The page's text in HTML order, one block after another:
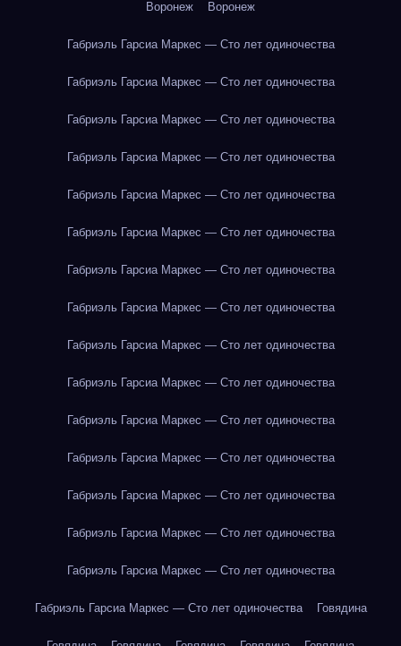
Воронеж Воронеж
Габриэль Гарсиа Маркес — Сто лет одиночества
Габриэль Гарсиа Маркес — Сто лет одиночества
Габриэль Гарсиа Маркес — Сто лет одиночества
Габриэль Гарсиа Маркес — Сто лет одиночества
Габриэль Гарсиа Маркес — Сто лет одиночества
Габриэль Гарсиа Маркес — Сто лет одиночества
Габриэль Гарсиа Маркес — Сто лет одиночества
Габриэль Гарсиа Маркес — Сто лет одиночества
Габриэль Гарсиа Маркес — Сто лет одиночества
Габриэль Гарсиа Маркес — Сто лет одиночества
Габриэль Гарсиа Маркес — Сто лет одиночества
Габриэль Гарсиа Маркес — Сто лет одиночества
Габриэль Гарсиа Маркес — Сто лет одиночества
Габриэль Гарсиа Маркес — Сто лет одиночества
Габриэль Гарсиа Маркес — Сто лет одиночества
Габриэль Гарсиа Маркес — Сто лет одиночества Говядина